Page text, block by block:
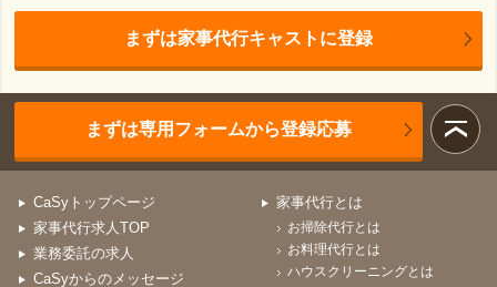
まずは家事代行キャストに登録
まずは専用フォームから登録応募
CaSyトップページ
家事代行求人TOP
業務委託の求人
CaSyからのメッセージ
家事代行とは
お掃除代行とは
お料理代行とは
ハウスクリーニングとは